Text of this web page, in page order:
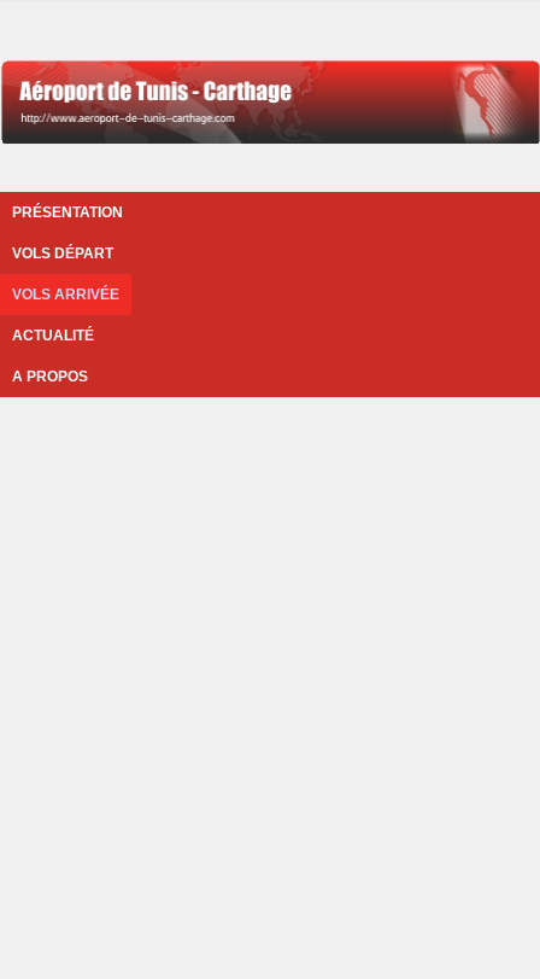
PRÉSENTATION
VOLS DÉPART
VOLS ARRIVÉE
ACTUALITÉ
A PROPOS